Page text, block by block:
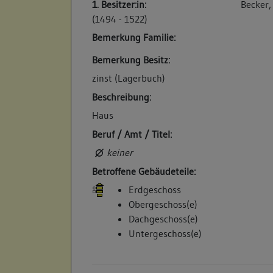
(später Geb. Nr. 154/A). Herdtles
keine
5. Bauphase:
Der Hirschwirt Johann Balthas Herdtle
Bereich Aipertorstraße 2 an den Metzger
"Eine Behausung und Hofraithin beym
Nillen und der Stattmauren ... Stallung
stattdessen von Rößleswirt Johann Jacob
Marktplatz 5. (a)
Betroffene Gebäudeteile:
1. Besitzer:in:
(1494 - 1522)
Bemerkung Familie:
Bemerkung Besitz:
zinst (Lagerbuch)
Beschreibung:
Haus
Beruf / Amt / Titel:
keiner
Betroffene Gebäudeteile:
Erdgeschoss
Obergeschoss(e)
Dachgeschoss(e)
Untergeschoss(e)